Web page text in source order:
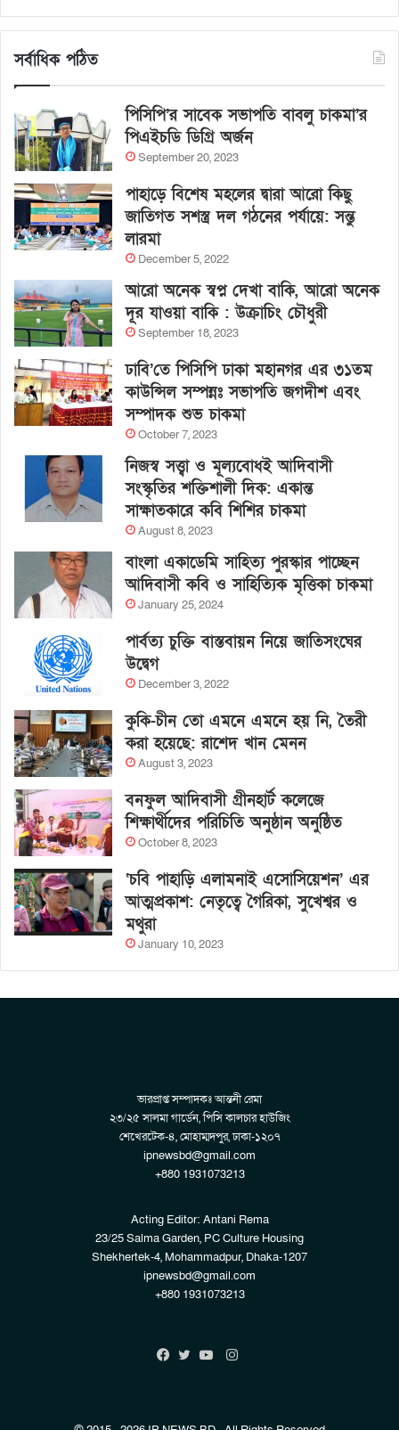
সর্বাধিক পঠিত
পিসিপি’র সাবেক সভাপতি বাবলু চাকমা’র
পিএইচডি ডিগ্রি অর্জন
September 20, 2023
পাহাড়ে বিশেষ মহলের দ্বারা আরো কিছু
জাতিগত সশস্ত্র দল গঠনের পর্যায়ে: সন্তু
লারমা
December 5, 2022
আরো অনেক স্বপ্ন দেখা বাকি, আরো অনেক
দূর যাওয়া বাকি : উক্রাচিং চৌধুরী
September 18, 2023
ঢাবি’তে পিসিপি ঢাকা মহানগর এর ৩১তম
কাউন্সিল সম্পন্নঃ সভাপতি জগদীশ এবং
সম্পাদক শুভ চাকমা
October 7, 2023
নিজস্ব সত্ত্বা ও মূল্যবোধই আদিবাসী
সংস্কৃতির শক্তিশালী দিক: একান্ত
সাক্ষাতকারে কবি শিশির চাকমা
August 8, 2023
বাংলা একাডেমি সাহিত্য পুরস্কার পাচ্ছেন
আদিবাসী কবি ও সাহিত্যিক মৃত্তিকা চাকমা
January 25, 2024
পার্বত্য চুক্তি বাস্তবায়ন নিয়ে জাতিসংঘের
উদ্বেগ
December 3, 2022
কুকি-চীন তো এমনে এমনে হয় নি, তৈরী
করা হয়েছে: রাশেদ খান মেনন
August 3, 2023
বনফুল আদিবাসী গ্রীনহার্ট কলেজে
শিক্ষার্থীদের পরিচিতি অনুষ্ঠান অনুষ্ঠিত
October 8, 2023
‘চবি পাহাড়ি এলামনাই এসোসিয়েশন’ এর
আত্মপ্রকাশ: নেতৃত্বে গৈরিকা, সুখেশ্বর ও
মথুরা
January 10, 2023
ভারপ্রাপ্ত সম্পাদকঃ আন্তনী রেমা
২৩/২৫ সালমা গার্ডেন, পিসি কালচার হাউজিং
শেখেরটেক-৪, মোহাম্মদপুর, ঢাকা-১২০৭
ipnewsbd@gmail.com
+880 1931073213
Acting Editor: Antani Rema
23/25 Salma Garden, PC Culture Housing
Shekhertek-4, Mohammadpur, Dhaka-1207
ipnewsbd@gmail.com
+880 1931073213
Instagram